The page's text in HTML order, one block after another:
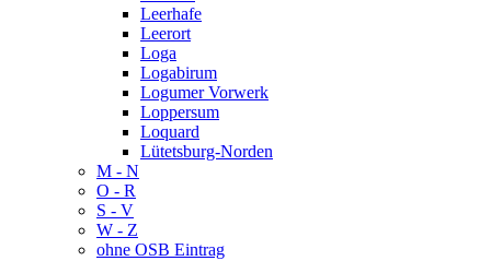
Leerhafe
Leerort
Loga
Logabirum
Logumer Vorwerk
Loppersum
Loquard
Lütetsburg-Norden
M - N
O - R
S - V
W - Z
ohne OSB Eintrag